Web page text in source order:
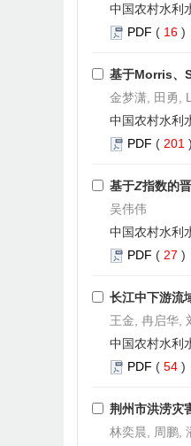
中国农村水利
PDF ( 16
基于Morris、
金梦潇, 田勇,
中国农村水利
PDF ( 201
基于Z指数的
吴伟伟
中国农村水利
PDF ( 27
长江中下游流
王金, 冉启华,
中国农村水利
PDF ( 54
荆州市洪涝灾
林奕晨, 周鹏,